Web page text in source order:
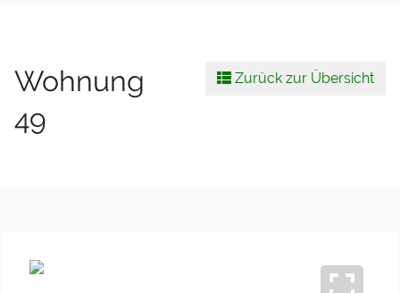
Wohnung
49
Zurück zur Übersicht